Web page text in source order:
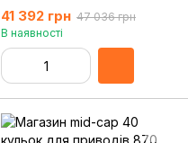
41 392 грн 47 036 грн
В наявності